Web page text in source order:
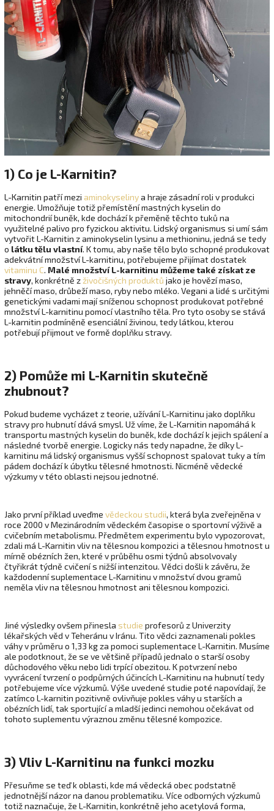
1) Co je L-Karnitin?
L-Karnitin patří mezi aminokyselinya hraje zásadní roli v produkci
energie. Umožňuje totiž přemístění mastných kyselin do
mitochondrií buněk, kde dochází k přeměně těchto tuků na
využitelné palivo pro fyzickou aktivitu. Lidský organismus si umí sám
vytvořit L-Karnitin z aminokyselin lysinu a methioninu, jedná se tedy
o látku tělu vlastní. K tomu, aby naše tělo bylo schopné produkovat
adekvátní množství L-karnitinu, potřebujeme přijímat dostatek
vitaminu C. Malé množství L-karnitinu můžeme také získat ze
stravy, konkrétně zživočišných produktů jako je hovězí maso,
jehněčí maso, drůbeží maso, ryby nebo mléko. Vegani a lidé s určitými
genetickými vadami mají sníženou schopnost produkovat potřebné
množství L-karnitinu pomocí vlastního těla. Pro tyto osoby se stává
L-karnitin podmíněně esenciální živinou, tedy látkou, kterou
potřebují přijmout ve formě doplňku stravy.
2) Pomůže mi L-Karnitin skutečně
zhubnout?
Pokud budeme vycházet z teorie, užívání L-Karnitinu jako doplňku
stravy pro hubnutí dává smysl. Už víme, že L-Karnitin napomáhá k
transportu mastných kyselin do buněk, kde dochází k jejich spálení a
následné tvorbě energie. Logicky nás tedy napadne, že díky L-
karnitinu má lidský organismus vyšší schopnost spalovat tuky a tím
pádem dochází k úbytku tělesné hmotnosti. Nicméně vědecké
výzkumy v této oblasti nejsou jednotné.
Jako první příklad uveďme vědeckou studii, která byla zveřejněna v
roce 2000 v Mezinárodním vědeckém časopise o sportovní výživě a
cvičebním metabolismu. Předmětem experimentu bylo vypozorovat,
zdali má L-Karnitin vliv na tělesnou kompozici a tělesnou hmotnost u
mírně obézních žen, které v průběhu osmi týdnů absolvovaly
čtyřikrát týdně cvičení s nižší intenzitou. Vědci došli k závěru, že
každodenní suplementace L-Karnitinu v množství dvou gramů
neměla vliv na tělesnou hmotnost ani tělesnou kompozici.
Jiné výsledky ovšem přinesla studie profesorů z Univerzity
lékařských věd v Teheránu v Iránu. Tito vědci zaznamenali pokles
váhy v průměru o 1,33 kg za pomoci suplementace L-Karnitin. Musíme
ale podotknout, že se ve většině případů jednalo o starší osoby
důchodového věku nebo lidi trpící obezitou. K potvrzení nebo
vyvrácení tvrzení o podpůrných účincích L-Karnitinu na hubnutí tedy
potřebujeme více výzkumů. Výše uvedené studie poté napovídají, že
zatímco L-karnitin pozitivně ovlivňuje pokles váhy u starších a
obézních lidí, tak sportující a mladší jedinci nemohou očekávat od
tohoto suplementu výraznou změnu tělesné kompozice.
3) Vliv L-Karnitinu na funkci mozku
Přesuňme se teď k oblasti, kde má vědecká obec podstatně
jednotnější názor na danou problematiku. Více odborných výzkumů
totiž naznačuje, že L-Karnitin, konkrétně jeho acetylová forma,